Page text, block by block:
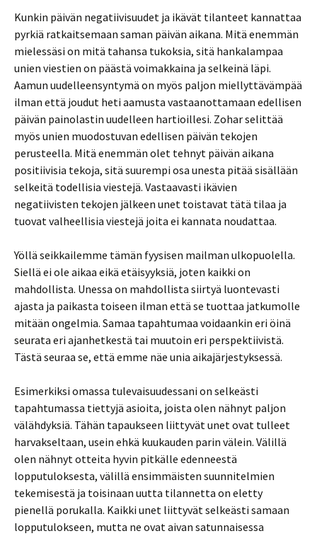
Kunkin päivän negatiivisuudet ja ikävät tilanteet kannattaa
pyrkiä ratkaitsemaan saman päivän aikana. Mitä enemmän
mielessäsi on mitä tahansa tukoksia, sitä hankalampaa
unien viestien on päästä voimakkaina ja selkeinä läpi.
Aamun uudelleensyntymä on myös paljon miellyttävämpää
ilman että joudut heti aamusta vastaanottamaan edellisen
päivän painolastin uudelleen hartioillesi. Zohar selittää
myös unien muodostuvan edellisen päivän tekojen
perusteella. Mitä enemmän olet tehnyt päivän aikana
positiivisia tekoja, sitä suurempi osa unesta pitää sisällään
selkeitä todellisia viestejä. Vastaavasti ikävien
negatiivisten tekojen jälkeen unet toistavat tätä tilaa ja
tuovat valheellisia viestejä joita ei kannata noudattaa.
Yöllä seikkailemme tämän fyysisen mailman ulkopuolella.
Siellä ei ole aikaa eikä etäisyyksiä, joten kaikki on
mahdollista. Unessa on mahdollista siirtyä luontevasti
ajasta ja paikasta toiseen ilman että se tuottaa jatkumolle
mitään ongelmia. Samaa tapahtumaa voidaankin eri öinä
seurata eri ajanhetkestä tai muutoin eri perspektiivistä.
Tästä seuraa se, että emme näe unia aikajärjestyksessä.
Esimerkiksi omassa tulevaisuudessani on selkeästi
tapahtumassa tiettyjä asioita, joista olen nähnyt paljon
välähdyksiä. Tähän tapaukseen liittyvät unet ovat tulleet
harvakseltaan, usein ehkä kuukauden parin välein. Välillä
olen nähnyt otteita hyvin pitkälle edenneestä
lopputuloksesta, välillä ensimmäisten suunnitelmien
tekemisestä ja toisinaan uutta tilannetta on eletty
pienellä porukalla. Kaikki unet liittyvät selkeästi samaan
lopputulokseen, mutta ne ovat aivan satunnaisessa